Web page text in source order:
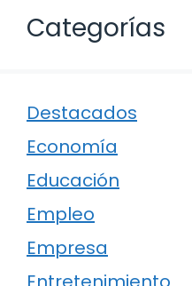
Categorías
Destacados
Economía
Educación
Empleo
Empresa